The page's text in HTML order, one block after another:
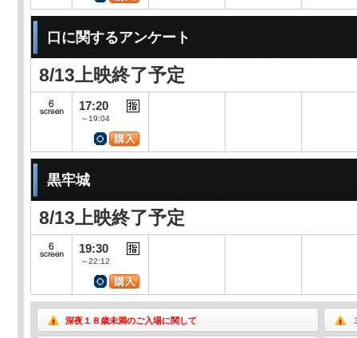
口に関するアンケート
8/13上映終了予定
17:20
～19:04
黒牢城
8/13上映終了予定
19:30
～22:12
深夜１８歳未満のご入場に関して